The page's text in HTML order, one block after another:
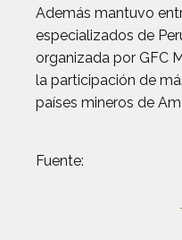
Además mantuvo
especializados de
organizada por GFC
la participación de
países mineros de
Fuente: